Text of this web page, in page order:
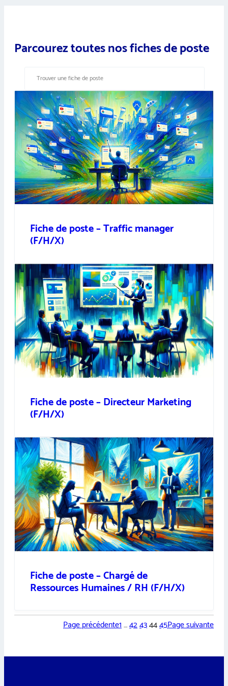
Parcourez toutes nos fiches de poste
Fiche de poste – Traffic manager
(F/H/X)
Fiche de poste – Directeur Marketing
(F/H/X)
Fiche de poste – Chargé de
Ressources Humaines / RH (F/H/X)
Page précédente1…42434445Page suivante